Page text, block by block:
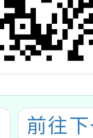
前往